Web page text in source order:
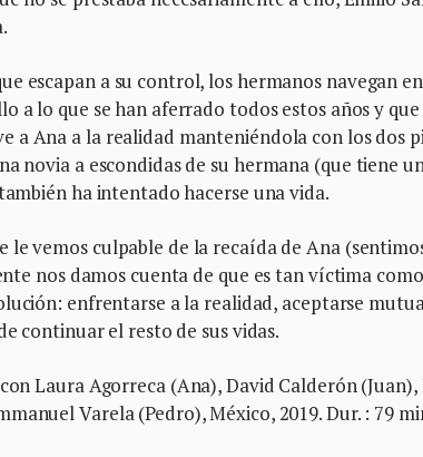
escapan a su control, los hermanos navegan
a lo que se han aferrado todos estos años y
a Ana a la realidad manteniéndola con los dos
novia a escondidas de su hermana (que tiene
ha intentado hacerse una vida.
le vemos culpable de la recaída de Ana
nos damos cuenta de que es tan víctima
enfrentarse a la realidad, aceptarse
continuar el resto de sus vidas.
Laura Agorreca (Ana), David Calderón
Varela (Pedro), México, 2019. Dur. : 79